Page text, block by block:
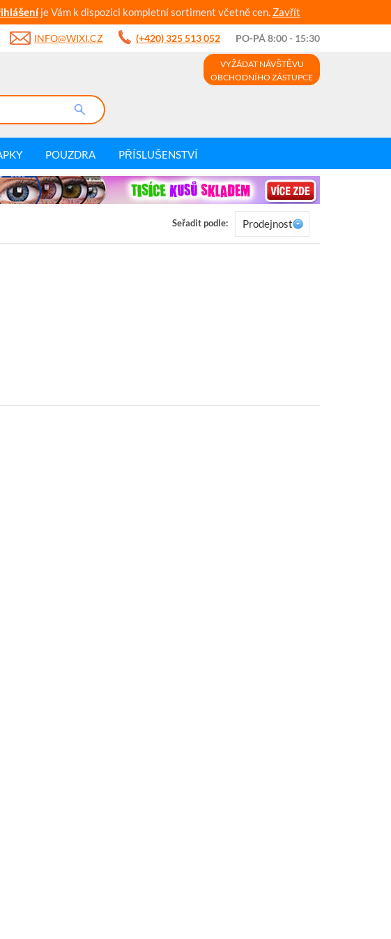
je Vám k dispozici kompletní sortiment včetně cen. Zavřít
INFO@WIXI.CZ (+420) 325 513 052 PO-PÁ 8:00 - 15:30
VYŽÁDAT NÁVŠTĚVU
OBCHODNÍHO ZÁSTUPCE
POUZDRA PŘÍSLUŠENSTVÍ
Seřadit podle: Prodejnost